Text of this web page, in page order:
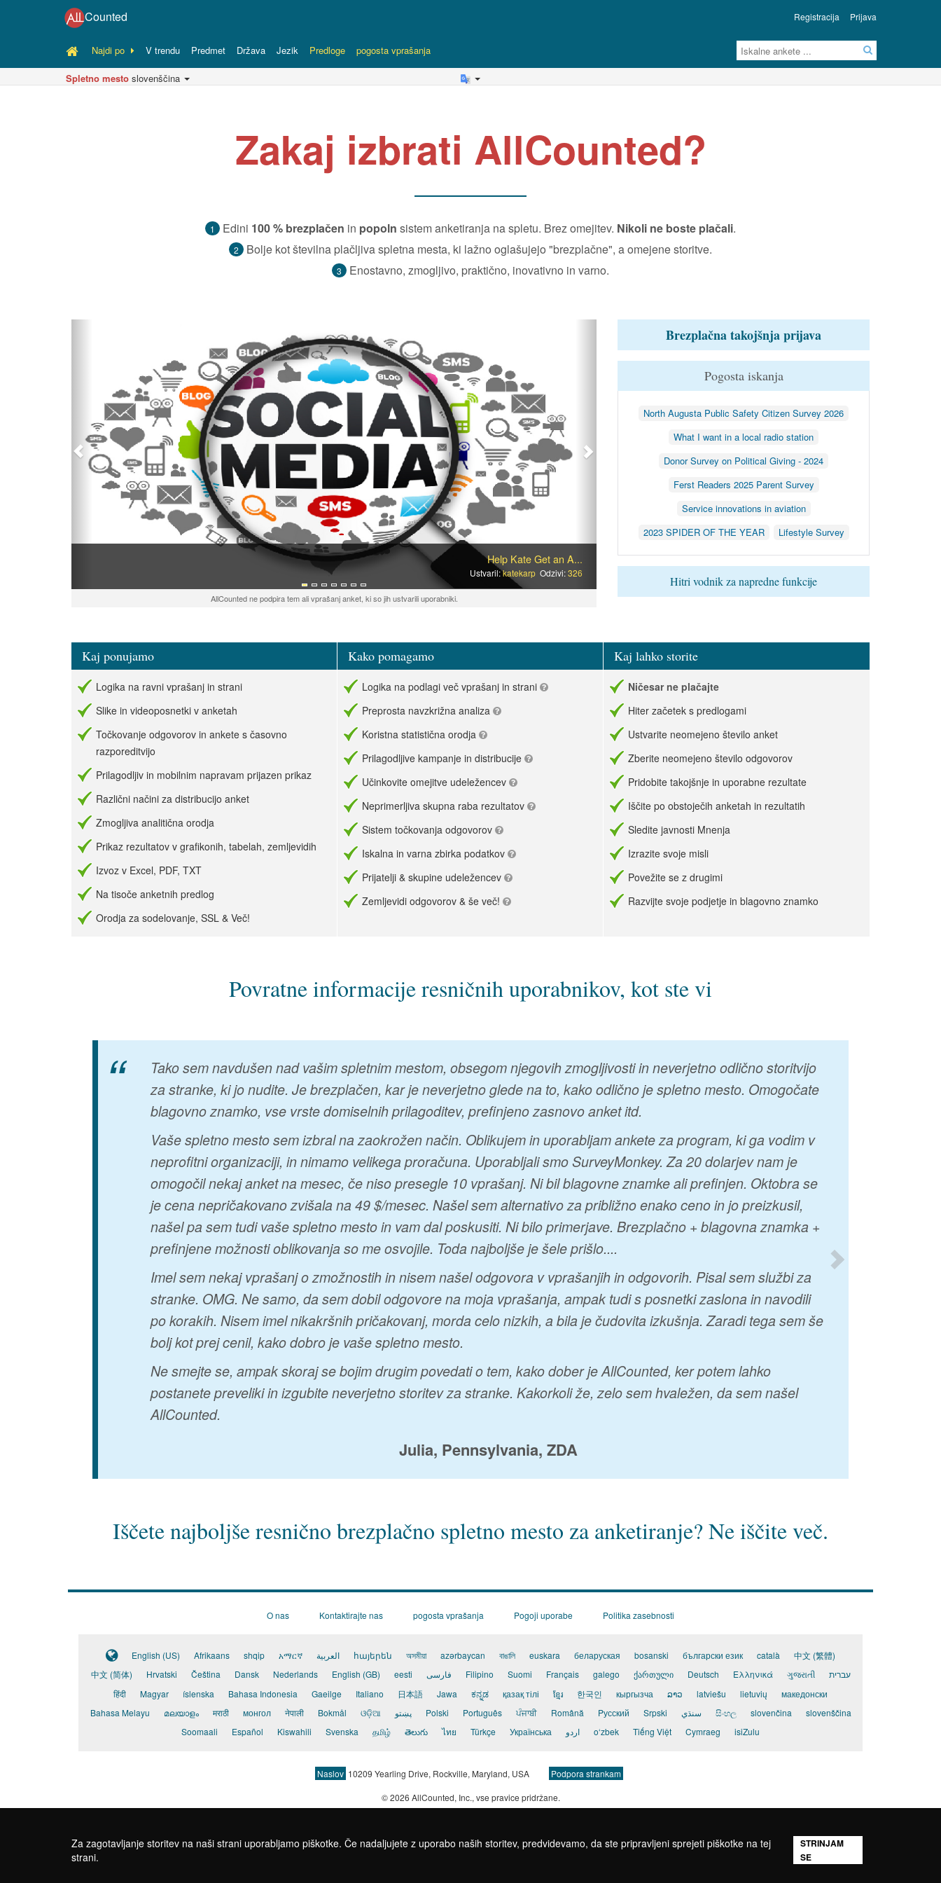
Counted Registracija Prijava
Najdi po V trendu Predmet Država Jezik Predloge pogosta vprašanja
Spletno mesto slovenščina
Zakaj izbrati AllCounted?
1 Edini 100 % brezplačen in popoln sistem anketiranja na spletu. Brez omejitev. Nikoli ne boste plačali.
2 Bolje kot številna plačljiva spletna mesta, ki lažno oglašujejo "brezplačne", a omejene storitve.
3 Enostavno, zmogljivo, praktično, inovativno in varno.
Help Kate Get an A...
Ustvaril:katekarp Odzivi:326
Prejšnja Naprej
AllCounted ne podpira tem ali vprašanj anket, ki so jih ustvarili uporabniki.
Brezplačna takojšnja prijava
Pogosta iskanja
North Augusta Public Safety Citizen Survey 2026
What I want in a local radio station
Donor Survey on Political Giving - 2024
Ferst Readers 2025 Parent Survey
Service innovations in aviation
2023 SPIDER OF THE YEAR
Lifestyle Survey
Hitri vodnik za napredne funkcije
Kaj ponujamo
Logika na ravni vprašanj in strani
Slike in videoposnetki v anketah
Točkovanje odgovorov in ankete s časovno
razporeditvijo
Prilagodljiv in mobilnim napravam prijazen prikaz
Različni načini za distribucijo anket
Zmogljiva analitična orodja
Prikaz rezultatov v grafikonih, tabelah, zemljevidih
Izvoz v Excel, PDF, TXT
Na tisoče anketnih predlog
Orodja za sodelovanje, SSL & Več!
Kako pomagamo
Logika na podlagi več vprašanj in strani
Preprosta navzkrižna analiza
Koristna statistična orodja
Prilagodljive kampanje in distribucije
Učinkovite omejitve udeležencev
Neprimerljiva skupna raba rezultatov
Sistem točkovanja odgovorov
Iskalna in varna zbirka podatkov
Prijatelji & skupine udeležencev
Zemljevidi odgovorov & še več!
Kaj lahko storite
Ničesar ne plačajte
Hiter začetek s predlogami
Ustvarite neomejeno število anket
Zberite neomejeno število odgovorov
Pridobite takojšnje in uporabne rezultate
Iščite po obstoječih anketah in rezultatih
Sledite javnosti Mnenja
Izrazite svoje misli
Povežite se z drugimi
Razvijte svoje podjetje in blagovno znamko
Povratne informacije resničnih uporabnikov, kot ste vi
Tako sem navdušen nad vašim spletnim mestom, obsegom njegovih zmogljivosti in neverjetno odlično storitvijo
za stranke, ki jo nudite. Je brezplačen, kar je neverjetno glede na to, kako odlično je spletno mesto. Omogočate
blagovno znamko, vse vrste domiselnih prilagoditev, prefinjeno zasnovo anket itd.
Vaše spletno mesto sem izbral na zaokrožen način. Oblikujem in uporabljam ankete za program, ki ga vodim v
neprofitni organizaciji, in nimamo velikega proračuna. Uporabljali smo SurveyMonkey. Za 20 dolarjev nam je
omogočil nekaj anket na mesec, če niso presegle 10 vprašanj. Ni bil blagovne znamke ali prefinjen. Oktobra se
je cena nepričakovano zvišala na 49 $/mesec. Našel sem alternativo za približno enako ceno in jo preizkusil,
našel pa sem tudi vaše spletno mesto in vam dal poskusiti. Ni bilo primerjave. Brezplačno + blagovna znamka +
prefinjene možnosti oblikovanja so me osvojile. Toda najboljše je šele prišlo....
Imel sem nekaj vprašanj o zmožnostih in nisem našel odgovora v vprašanjih in odgovorih. Pisal sem službi za
stranke. OMG. Ne samo, da sem dobil odgovore na moja vprašanja, ampak tudi s posnetki zaslona in navodili
po korakih. Nisem imel nikakršnih pričakovanj, morda celo nizkih, a bila je čudovita izkušnja. Zaradi tega sem še
bolj kot prej cenil, kako dobro je vaše spletno mesto.
Ne smejte se, ampak skoraj se bojim drugim povedati o tem, kako dober je AllCounted, ker potem lahko
postanete preveliki in izgubite neverjetno storitev za stranke. Kakorkoli že, zelo sem hvaležen, da sem našel
AllCounted.
Julia, Pennsylvania, ZDA
Iščete najboljše resnično brezplačno spletno mesto za anketiranje?Ne iščite več.
O nas Kontaktirajte nas pogosta vprašanja Pogoji uporabe Politika zasebnosti
English (US) Afrikaans shqip አማርኛ العربية հայերեն অসমীয়া azərbaycan বাঙালি euskara беларуская bosanski български език català
中文 (繁體)
中文 (简体)
Hrvatski Čeština Dansk Nederlands English (GB) eesti فارسی Filipino Suomi Français galego ქართული Deutsch Ελληνικά ગુજરાતી
עברית
हिंदी
Magyar íslenska Bahasa Indonesia Gaeilge Italiano 日本語 Jawa ಕನ್ನಡ қазақ тілі ខ្មែរ 한국인 кыргызча ລາວ latviešu lietuvių
македонски
Bahasa Melayu
മലയാളം मराठी монгол नेपाली Bokmål ଓଡ଼ିଆ پښتو Polski Português ਪੰਜਾਬੀ Română Pусский Srpski سنڌي සිංහල slovenčina
slovenščina
Soomaali
Español Kiswahili Svenska தமிழ் తెలుగు ไทย Türkçe Українська اردو o‘zbek Tiếng Việt Cymraeg isiZulu
Naslov 10209 Yearling Drive, Rockville, Maryland, USA
Podpora strankam
© 2026 AllCounted, Inc., vse pravice pridržane.
Za zagotavljanje storitev na naši strani uporabljamo piškotke. Če nadaljujete z uporabo naših storitev, predvidevamo, da ste pripravljeni sprejeti piškotke na tej
strani.
STRINJAM
SE